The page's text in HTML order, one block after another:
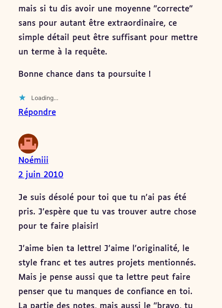
mais si tu dis avoir une moyenne "correcte"
sans pour autant être extraordinaire, ce
simple détail peut être suffisant pour mettre
un terme à la requête.
Bonne chance dans ta poursuite !
Loading…
Répondre
Noémiii
2 juin 2010
Je suis désolé pour toi que tu n'ai pas été
pris. J'espère que tu vas trouver autre chose
pour te faire plaisir!
J'aime bien ta lettre! J'aime l'originalité, le
style franc et tes autres projets mentionnés.
Mais je pense aussi que ta lettre peut faire
penser que tu manques de confiance en toi.
La partie des notes, mais aussi le "bravo, tu